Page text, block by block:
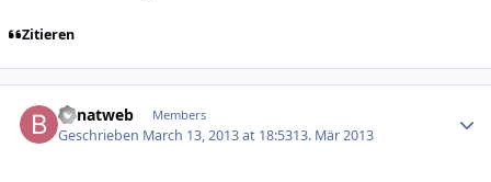
Zitieren
benatweb Members
Geschrieben March 13, 2013 at 18:5313. Mär 2013